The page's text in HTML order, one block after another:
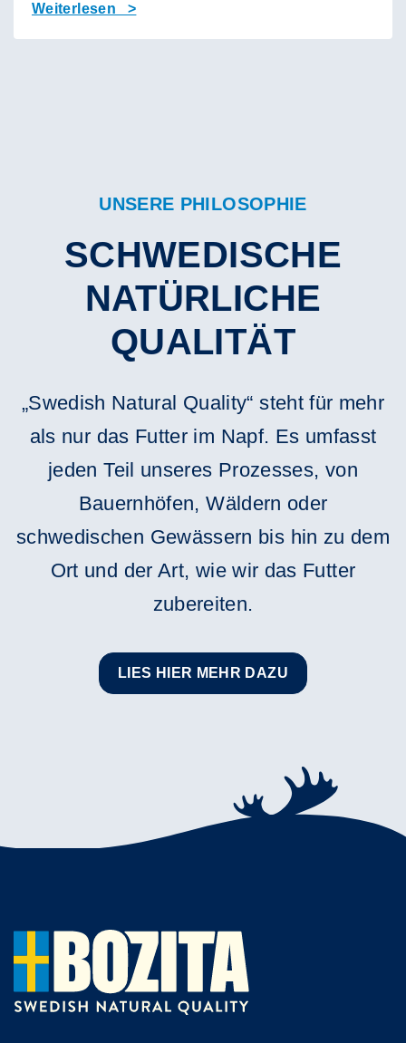
Weiterlesen >
UNSERE PHILOSOPHIE
SCHWEDISCHE
NATÜRLICHE
QUALITÄT
„Swedish Natural Quality“ steht für mehr
als nur das Futter im Napf. Es umfasst
jeden Teil unseres Prozesses, von
Bauernhöfen, Wäldern oder
schwedischen Gewässern bis hin zu dem
Ort und der Art, wie wir das Futter
zubereiten.
LIES HIER MEHR DAZU